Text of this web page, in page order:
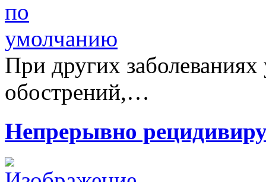
При других заболеваниях
обострений,…
Непрерывно